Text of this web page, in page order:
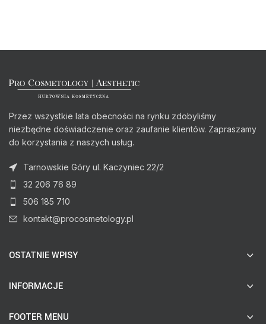
Przez wszystkie lata obecności na rynku zdobyliśmy
niezbędne doświadczenie oraz zaufanie klientów. Zapraszamy
do korzystania z naszych usług.
Tarnowskie Góry ul. Kaczyniec 22/2
32 206 76 89
506 185 710
kontakt@procosmetology.pl
OSTATNIE WPISY
INFORMACJE
FOOTER MENU